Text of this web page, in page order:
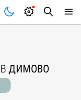
ДИМОВО